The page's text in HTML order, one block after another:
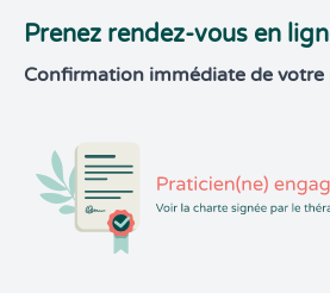
Prenez rendez-vous en
Confirmation immédiate de votre